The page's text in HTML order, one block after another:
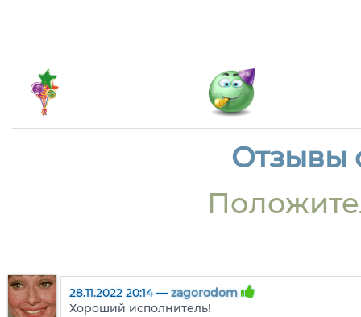
Отзывы
28.11.2022 20:14 — zagorodom
Хороший исполнитель!